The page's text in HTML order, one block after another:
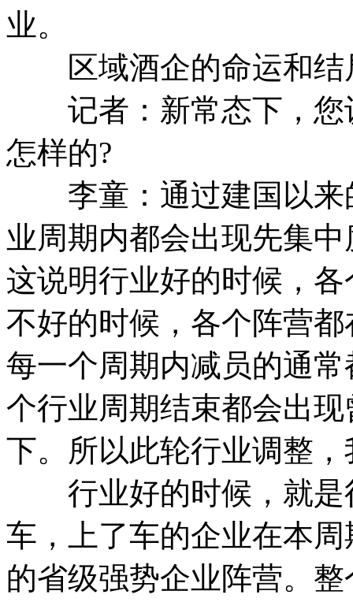
业。
区域酒企的命运和结
记者：新常态下，您
怎样的?
李童：通过建国以来
业周期内都会出现先集
这说明行业好的时候，
不好的时候，各个阵营
每一个周期内减员的通
个行业周期结束都会出
下。所以此轮行业调整
行业好的时候，就是
车，上了车的企业在本
的省级强势企业阵营。